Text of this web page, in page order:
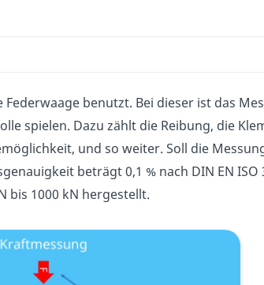
benutzt. Bei dieser ist das
spielen. Dazu zählt die Reibung, die
und so weiter. Soll die
beträgt 0,1 % nach DIN EN ISO
bis 1000 kN hergestellt.